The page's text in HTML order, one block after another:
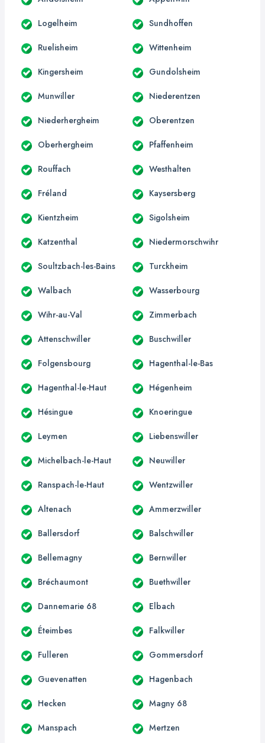
Logelheim Sundhoffen
Ruelisheim Wittenheim
Kingersheim Gundolsheim
Munwiller Niederentzen
Niederhergheim Oberentzen
Oberhergheim Pfaffenheim
Rouffach Westhalten
Fréland Kaysersberg
Kientzheim Sigolsheim
Katzenthal Niedermorschwihr
Soultzbach-les-Bains Turckheim
Walbach Wasserbourg
Wihr-au-Val Zimmerbach
Attenschwiller Buschwiller
Folgensbourg Hagenthal-le-Bas
Hagenthal-le-Haut Hégenheim
Hésingue Knoeringue
Leymen Liebenswiller
Michelbach-le-Haut Neuwiller
Ranspach-le-Haut Wentzwiller
Altenach Ammerzwiller
Ballersdorf Balschwiller
Bellemagny Bernwiller
Bréchaumont Buethwiller
Dannemarie 68 Elbach
Éteimbes Falkwiller
Fulleren Gommersdorf
Guevenatten Hagenbach
Hecken Magny 68
Manspach Mertzen